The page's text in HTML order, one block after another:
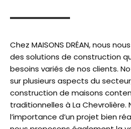
Chez MAISONS DRÉAN, nous
des solutions de construction
besoins variés de nos clients.
sur plusieurs aspects du
construction de maisons
traditionnelles à La Chevrolière.
l’importance d’un projet bien